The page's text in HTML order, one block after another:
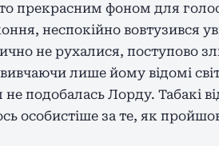
прекрасним фоном для
неспокійно вовтузився
не рухалися, поступово
лише йому відомі
подобалась Лорду. Табакі
особистіше за те, як